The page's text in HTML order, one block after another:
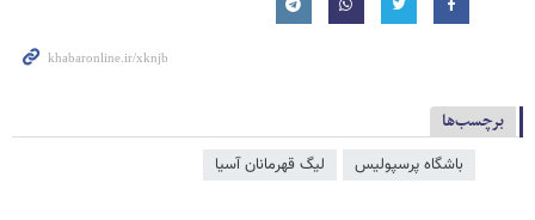
برچسب‌ها
باشگاه پرسپولیس لیگ قهرمانان آسیا